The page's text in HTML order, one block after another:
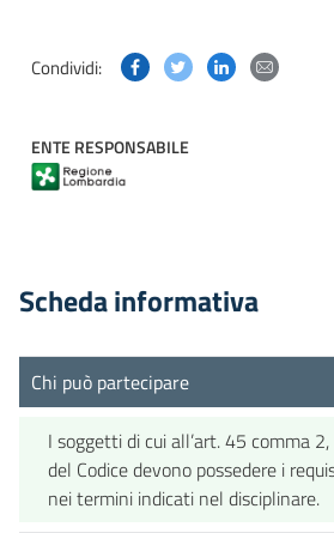
Condividi: Condividi questa
CondividiCondividi
ENTE RESPONSABILE
Scheda informativa
Chi può partecipare
I soggetti di cui all’art. 45 comma
del Codice devono possedere i
nei termini indicati nel disciplinare.